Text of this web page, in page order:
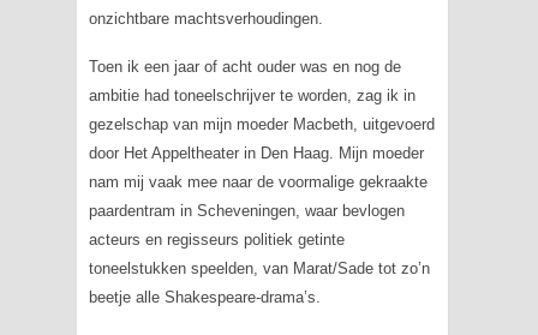
onzichtbare machtsverhoudingen.
Toen ik een jaar of acht ouder was en nog de
ambitie had toneelschrijver te worden, zag ik in
gezelschap van mijn moeder Macbeth, uitgevoerd
door Het Appeltheater in Den Haag. Mijn moeder
nam mij vaak mee naar de voormalige gekraakte
paardentram in Scheveningen, waar bevlogen
acteurs en regisseurs politiek getinte
toneelstukken speelden, van Marat/Sade tot zo’n
beetje alle Shakespeare-drama’s.